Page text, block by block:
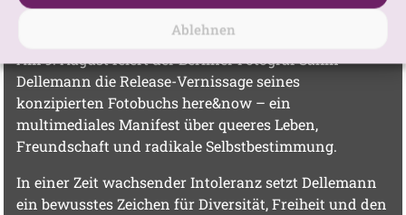
Ablehnen
CLUB
Am 9. August feiert der Berliner Fotograf Sahin
Dellemann die Release-Vernissage seines
konzipierten Fotobuchs here&now – ein
multimediales Manifest über queeres Leben,
Freundschaft und radikale Selbstbestimmung.
In einer Zeit wachsender Intoleranz setzt Dellemann
ein bewusstes Zeichen für Diversität, Freiheit und den